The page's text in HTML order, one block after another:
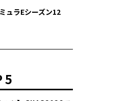
ュラEシーズン12
5